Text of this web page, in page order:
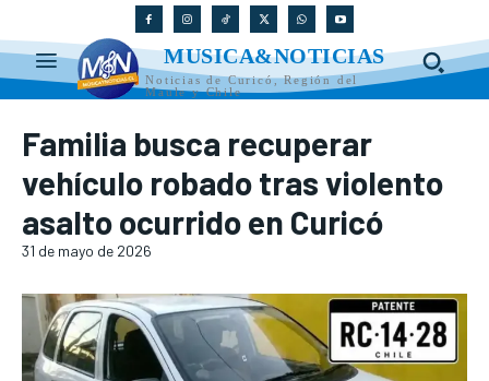
MUSICA&NOTICIAS
Noticias de Curicó, Región del
Maule y Chile
Familia busca recuperar
vehículo robado tras violento
asalto ocurrido en Curicó
31 de mayo de 2026